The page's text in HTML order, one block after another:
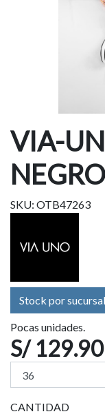
VIA-
SKU: OTB47263
Stock por sucursal
Pocas unidades.
S/ 129.90
CANTIDAD